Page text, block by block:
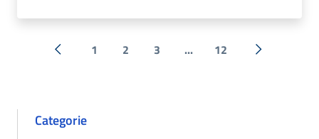
« Precedente
1 2 3 ... 12 Successiva
Categorie